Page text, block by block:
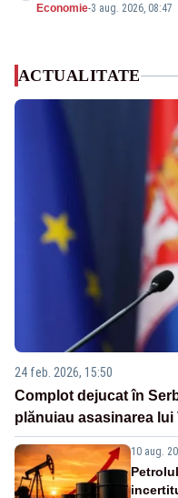
Economie-3 aug. 2026, 08:47
ACTUALITATE
24 feb. 2026, 15:50
Complot dejucat în
plănuiau asasinarea lui
10 aug.